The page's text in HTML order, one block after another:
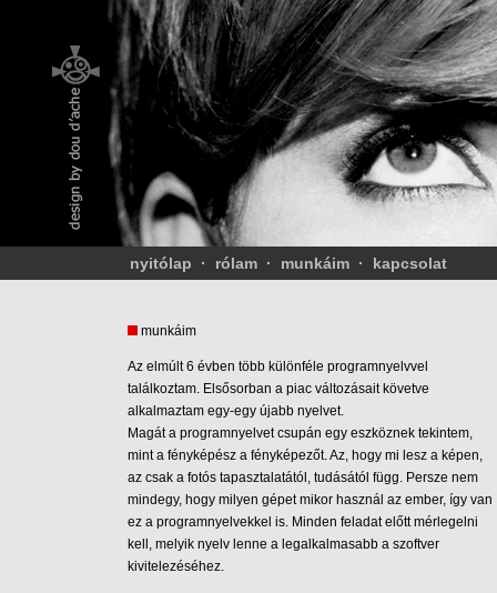
nyitólap · rólam· munkáim· kapcsolat
munkáim
Az elmúlt 6 évben több különféle programnyelvvel
találkoztam. Elsősorban a piac változásait követve
alkalmaztam egy-egy újabb nyelvet.
Magát a programnyelvet csupán egy eszköznek tekintem,
mint a fényképész a fényképezőt. Az, hogy mi lesz a képen,
az csak a fotós tapasztalatától, tudásától függ. Persze nem
mindegy, hogy milyen gépet mikor használ az ember, így van
ez a programnyelvekkel is. Minden feladat előtt mérlegelni
kell, melyik nyelv lenne a legalkalmasabb a szoftver
kivitelezéséhez.